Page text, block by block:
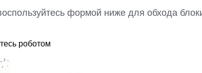
формой ниже для обхода
роботом